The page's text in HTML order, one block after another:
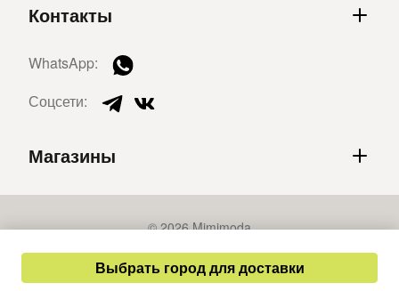
Выбрать город для доставки
Контакты
WhatsApp:
Соцсети:
Магазины
© 2026 Mimimoda
Политика конфиденциальности